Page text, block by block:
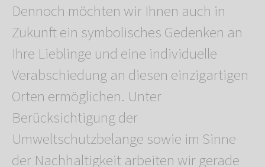
Dennoch möchten wir Ihnen auch in
Zukunft ein symbolisches Gedenken an
Ihre Lieblinge und eine individuelle
Verabschiedung an diesen einzigartigen
Orten ermöglichen. Unter
Berücksichtigung der
Umweltschutzbelange sowie im Sinne
der Nachhaltigkeit arbeiten wir gerade